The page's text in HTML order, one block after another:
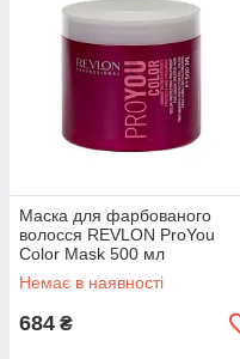
Маска для фарбованого
волосся REVLON ProYou
Color Mask 500 мл
Немає в наявності
684 ₴